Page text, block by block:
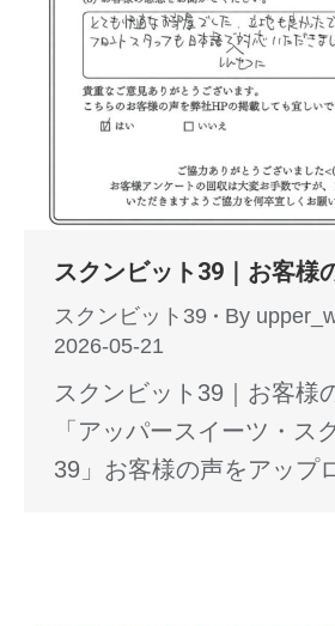
スクンビット39｜お客様
スクンビット39 By
2026-05-21
スクンビット39｜お客様
「アッパースイーツ・ス
39」お客様の声をアップ